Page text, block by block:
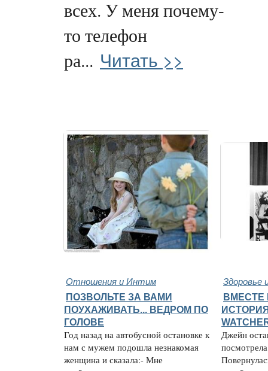
всех. У меня почему-
то телефон
ра... Читать >>
Отношения и Интим Здоровье
ПОЗВОЛЬТЕ ЗА ВАМИ
ПОУХАЖИВАТЬ... ВЕДРОМ ПО
ГОЛОВЕ
Год назад на автобусной остановке к
нам с мужем подошла незнакомая
женщина и сказала:- Мне
ВМЕСТЕ
ИСТОРИЯ
Джейн